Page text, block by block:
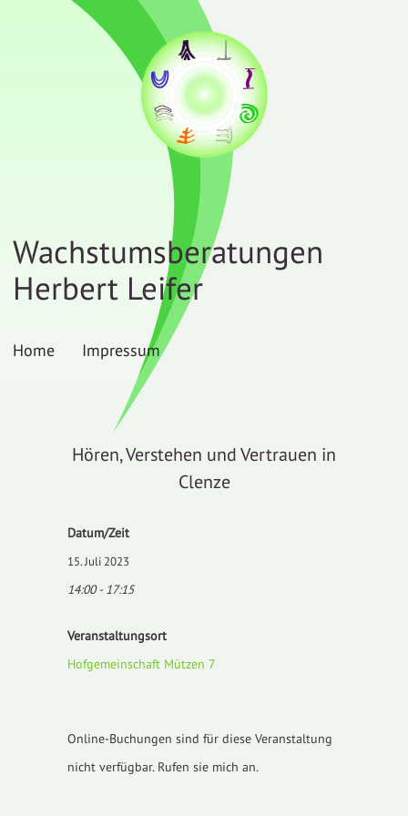
Wachstumsberatungen
Herbert Leifer
Home Impressum
Hören, Verstehen und Vertrauen in
Clenze
Datum/Zeit
15. Juli 2023
14:00 - 17:15
Veranstaltungsort
Hofgemeinschaft Mützen 7
Online-Buchungen sind für diese Veranstaltung
nicht verfügbar. Rufen sie mich an.